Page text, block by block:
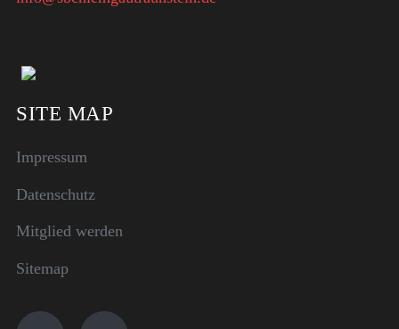
SITE MAP
Impressum
Datenschutz
Mitglied werden
Sitemap